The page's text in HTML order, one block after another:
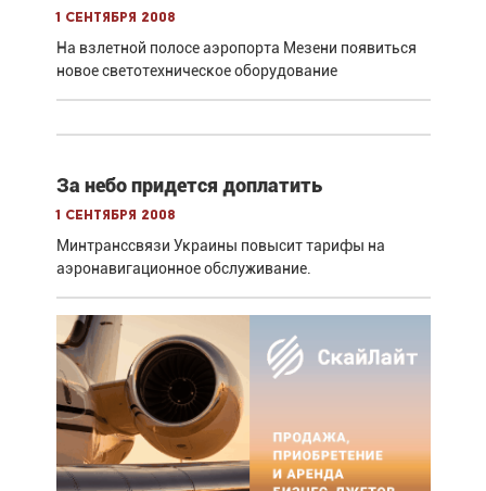
1 сентября 2008
На взлетной полосе аэропорта Мезени появиться
новое светотехническое оборудование
За небо придется доплатить
1 сентября 2008
Минтранссвязи Украины повысит тарифы на
аэронавигационное обслуживание.